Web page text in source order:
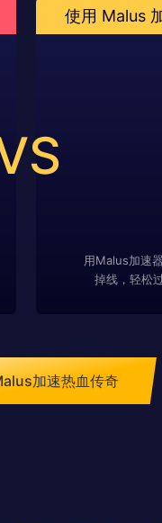
使用 Malus
用Malus加速
掉线，轻松
加速热血传奇